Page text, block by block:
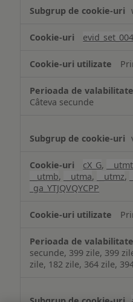
Câteva secunde
cX_G, __utmt
__utmb, __utma, __utmz,
_ga_YTJQVQYCPP
secunde, 399 zile, 399
zile, 182 zile, 364 zile,